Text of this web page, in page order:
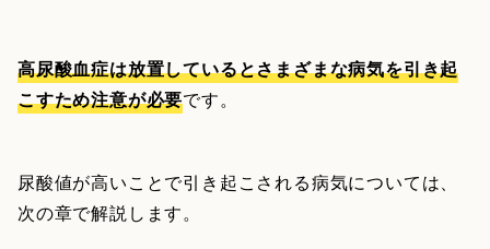
高尿酸血症は放置しているとさまざまな病気を引き起
こすため注意が必要です。
尿酸値が高いことで引き起こされる病気については、
次の章で解説します。